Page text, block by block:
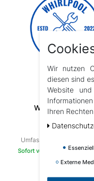
Wartung Swimspa
Umfassende Swimspa
Sofort versandfertig in ca.1-2
999,00 € **
Wir nutzen
diesen sind
Website
Ihren
Essenziell
Externe